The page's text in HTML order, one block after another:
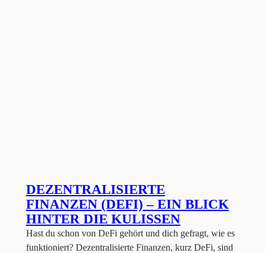
DEZENTRALISIERTE
FINANZEN (DEFI) – EIN BLICK
HINTER DIE KULISSEN
Hast du schon von DeFi gehört und dich gefragt, wie es
funktioniert? Dezentralisierte Finanzen, kurz DeFi, sind